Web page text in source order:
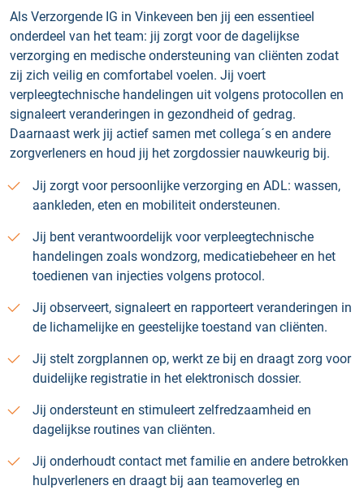
Als Verzorgende IG in Vinkeveen ben jij een essentieel
onderdeel van het team: jij zorgt voor de dagelijkse
verzorging en medische ondersteuning van cliënten zodat
zij zich veilig en comfortabel voelen. Jij voert
verpleegtechnische handelingen uit volgens protocollen en
signaleert veranderingen in gezondheid of gedrag.
Daarnaast werk jij actief samen met collega´s en andere
zorgverleners en houd jij het zorgdossier nauwkeurig bij.
Jij zorgt voor persoonlijke verzorging en ADL: wassen,
aankleden, eten en mobiliteit ondersteunen.
Jij bent verantwoordelijk voor verpleegtechnische
handelingen zoals wondzorg, medicatiebeheer en het
toedienen van injecties volgens protocol.
Jij observeert, signaleert en rapporteert veranderingen in
de lichamelijke en geestelijke toestand van cliënten.
Jij stelt zorgplannen op, werkt ze bij en draagt zorg voor
duidelijke registratie in het elektronisch dossier.
Jij ondersteunt en stimuleert zelfredzaamheid en
dagelijkse routines van cliënten.
Jij onderhoudt contact met familie en andere betrokken
hulpverleners en draagt bij aan teamoverleg en